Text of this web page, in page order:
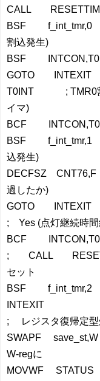
CALL
BSF f_int_tmr,0 ;
割込発生)
BSF
GOTO INTEXIT
T0INT ; TMR0割
イマ)
BCF
BSF f_int_tmr,1 ;
込発生)
DECFSZ
過したか)
GOTO
; Yes (点灯継続時間
BCF
; CALL
セット
BSF f_int_tmr,2 ;
INTEXIT
; レジスタ復帰定型
SWAPF
W-regに
MOVWF